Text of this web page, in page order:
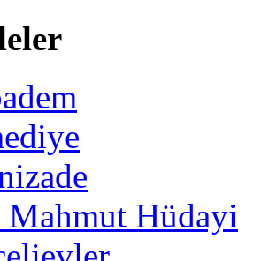
Hüdayi